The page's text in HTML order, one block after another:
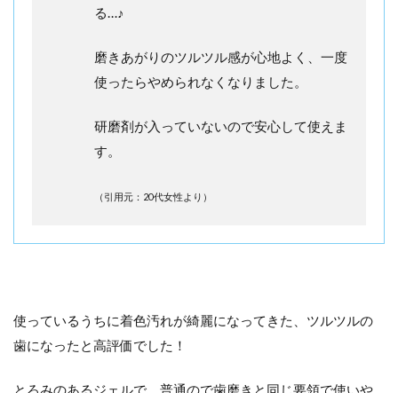
る…♪
磨きあがりのツルツル感が心地よく、一度
使ったらやめられなくなりました。
研磨剤が入っていないので安心して使えま
す。
（引用元：20代女性より）
使っているうちに着色汚れが綺麗になってきた、ツルツルの
歯になったと高評価でした！
とろみのあるジェルで、普通ので歯磨きと同じ要領で使いや